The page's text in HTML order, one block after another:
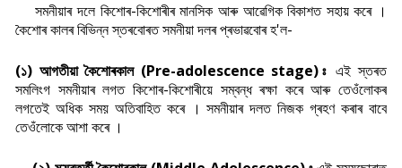
সমনীয়াৰ দলে কিশোৰ-কিশোৰীৰ মানসিক আৰু আৱেগিক বিকাশত সহায় কৰে ।
কৈশোৰ কালৰ বিভিন্ন স্তৰবোৰত সমনীয়া দলৰ প্ৰভাৱবোৰ হ'ল-
(১) আগতীয়া কৈশোৰকাল (Pre-adolescence stage) ঃ এই স্তৰত
সমলিংগ সমনীয়াৰ লগত কিশোৰ-কিশোৰীয়ে সম্বন্ধ ৰক্ষা কৰে আৰু তেওঁলোকৰ
লগতেই অধিক সময় অতিবাহিত কৰে । সমনীয়াৰ দলত নিজক গ্ৰহণ কৰাৰ বাবে
তেওঁলোকে আশা কৰে ।